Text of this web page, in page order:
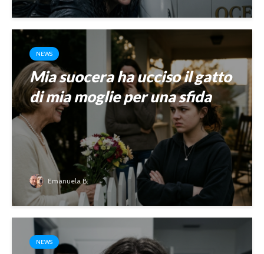
NEWS
Mia suocera ha ucciso il gatto
di mia moglie per una sfida
Emanuela B.
NEWS